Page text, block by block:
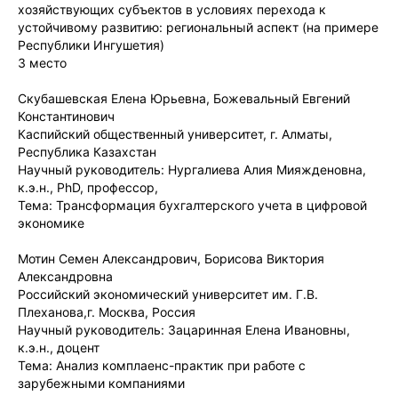
хозяйствующих субъектов в условиях перехода к
устойчивому развитию: региональный аспект (на примере
Республики Ингушетия)
3 место
Скубашевская Елена Юрьевна, Божевальный Евгений
Константинович
Каспийский общественный университет, г. Алматы,
Республика Казахстан
Научный руководитель: Нургалиева Алия Мияжденовна,
к.э.н., PhD, профессор,
Тема: Трансформация бухгалтерского учета в цифровой
экономике
Мотин Семен Александрович, Борисова Виктория
Александровна
Российский экономический университет им. Г.В.
Плеханова,г. Москва, Россия
Научный руководитель: Зацаринная Елена Ивановны,
к.э.н., доцент
Тема: Анализ комплаенс-практик при работе с
зарубежными компаниями